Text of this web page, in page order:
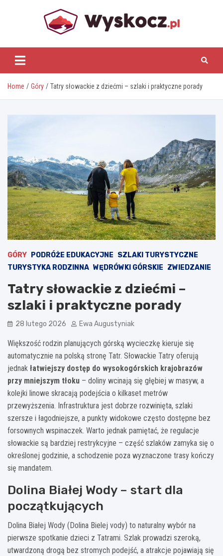
www.wyskocz.pl
Home Góry Tatry słowackie z dziećmi – szlaki i praktyczne porady
GÓRY PODRÓŻE EDUKACYJNE SZLAKI TURYSTYCZNE
TURYSTYKA RODZINNA WĘDRÓWKI GÓRSKIE ZWIEDZANIE
Tatry słowackie z dziećmi –
szlaki i praktyczne porady
28 lutego 2026 Ewa Augustyniak
Większość rodzin planujących górską wycieczkę kieruje się
automatycznie na polską stronę Tatr. Słowackie Tatry oferują
jednak łatwiejszy dostęp do wysokogórskich krajobrazów
przy mniejszym tłoku – doliny wcinają się głębiej w masyw, a
kolejki linowe skracają podejścia o kilkaset metrów
przewyższenia. Infrastruktura jest dobrze rozwinięta, szlaki
szersze i łagodniejsze, a punkty widokowe często dostępne bez
forsownych wspinaczek. Warto jednak pamiętać, że regulacje
słowackie są bardziej restrykcyjne – część szlaków zamyka się o
określonej godzinie, a schodzenie poza wyznaczone trasy kończy
się mandatem.
Dolina Białej Wody – start dla
początkujących
Dolina Białej Wody (Dolina Bielej vody) to naturalny wybór na
pierwsze spotkanie dzieci z Tatrami. Szlak prowadzi szeroką,
utwardzoną drogą bez stromych podejść, a atrakcje pojawiają się